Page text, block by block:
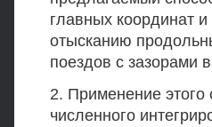
главных координат
отысканию
поездов с зазорами
2. Применение этого
численного